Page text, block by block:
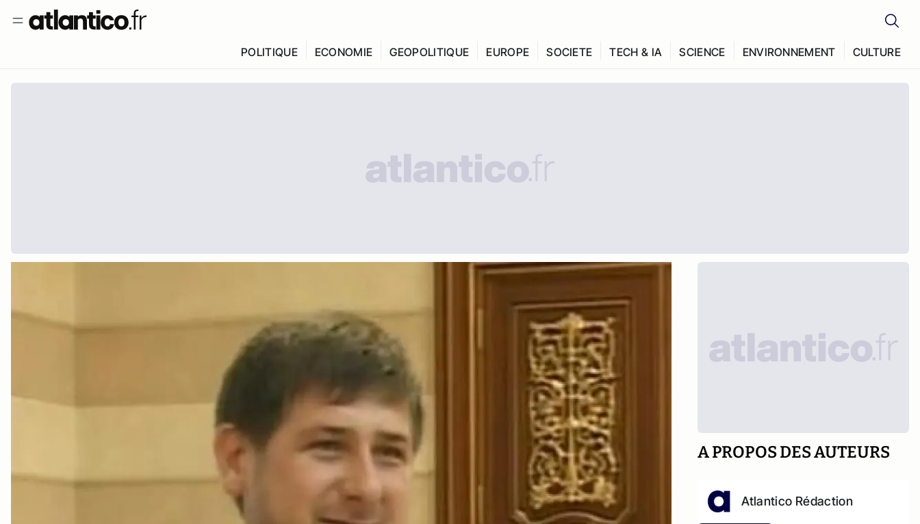
POLITIQUE ECONOMIE GEOPOLITIQUE EUROPE SOCIETE TECH & IA SCIENCE ENVIRONNEMENT CULTURE
A PROPOS DES AUTEURS
Atlantico Rédaction